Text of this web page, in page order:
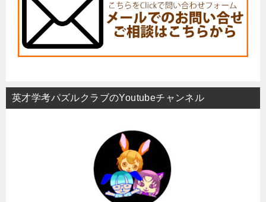
英才学考パズルクラブのYoutubeチャンネル